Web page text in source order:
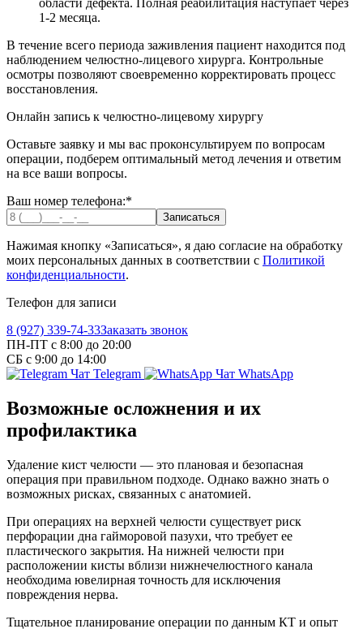
1-2 месяца.
В течение всего периода заживления пациент находится под
наблюдением челюстно-лицевого хирурга. Контрольные
осмотры позволяют своевременно корректировать процесс
восстановления.
Онлайн запись к челюстно-лицевому хирургу
Оставьте заявку и мы вас проконсультируем по вопросам
операции, подберем оптимальный метод лечения и ответим
на все ваши вопросы.
Ваш номер телефона:*
Записаться
Нажимая кнопку «Записаться», я даю согласие на обработку
моих персональных данных в соответствии с Политикой
конфиденциальности.
Телефон для записи
8 (927) 339-74-33Заказать звонок
ПН-ПТ с 8:00 до 20:00
СБ с 9:00 до 14:00
Чат Telegram
Чат WhatsApp
Возможные осложнения и их
профилактика
Удаление кист челюсти — это плановая и безопасная
операция при правильном подходе. Однако важно знать о
возможных рисках, связанных с анатомией.
При операциях на верхней челюсти существует риск
перфорации дна гайморовой пазухи, что требует ее
пластического закрытия. На нижней челюсти при
расположении кисты вблизи нижнечелюстного канала
необходима ювелирная точность для исключения
повреждения нерва.
Тщательное планирование операции по данным КТ и опыт